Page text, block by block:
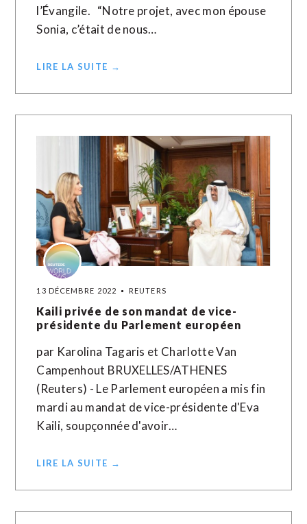
l’Évangile. “Notre projet, avec mon épouse
Sonia, c’était de nous…
LIRE LA SUITE →
13 DÉCEMBRE 2022 REUTERS
Kaili privée de son mandat de vice-
présidente du Parlement européen
par Karolina Tagaris et Charlotte Van
Campenhout BRUXELLES/ATHENES
(Reuters) - Le Parlement européen a mis fin
mardi au mandat de vice-présidente d'Eva
Kaili, soupçonnée d'avoir…
LIRE LA SUITE →